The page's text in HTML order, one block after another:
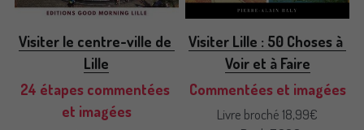
Visiter le centre-ville de
Lille
24 étapes commentées
et imagées
Visiter Lille : 50 Choses à
Voir et à Faire
Commentées et imagées
Livre broché 18,99€